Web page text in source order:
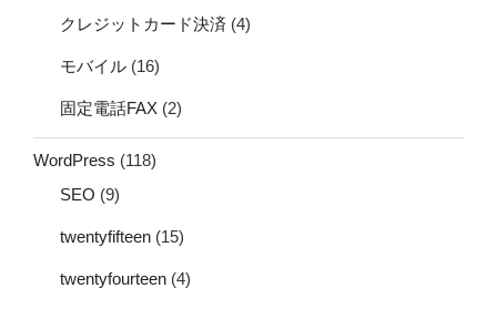
クレジットカード決済 (4)
モバイル (16)
固定電話FAX (2)
WordPress (118)
SEO (9)
twentyfifteen (15)
twentyfourteen (4)